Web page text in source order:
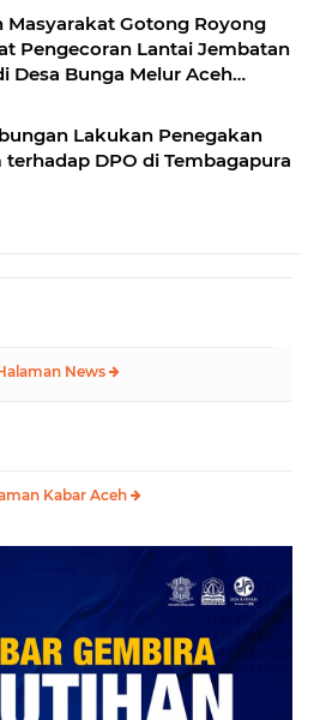
Masyarakat Gotong Royong
Pengecoran Lantai Jembatan
Desa Bunga Melur Aceh
Lakukan Penegakan
DPO di Tembagapura
News
Kabar Aceh